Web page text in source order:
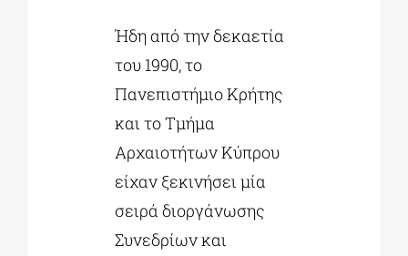
Ήδη από την δεκαετία
του 1990, το
Πανεπιστήμιο Κρήτης
και το Τμήμα
Αρχαιοτήτων Κύπρου
είχαν ξεκινήσει μία
σειρά διοργάνωσης
Συνεδρίων και